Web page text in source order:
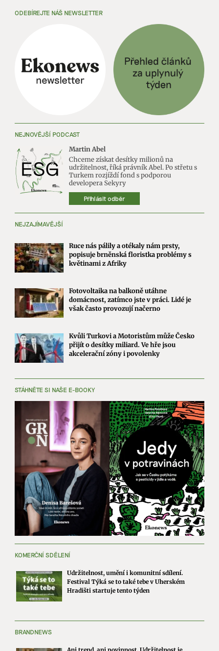
ODEBÍREJTE NÁŠ NEWSLETTER
NEJNOVĚJŠÍ PODCAST
Martin Abel
Chceme získat desítky milionů na
udržitelnost, říká právník Abel. Po střetu s
Turkem rozjíždí fond s podporou
developera Sekyry
Přihlásit odběr
NEJZAJÍMAVĚJŠÍ
Ruce nás pálily a otékaly nám prsty,
popisuje brněnská floristka problémy s
květinami z Afriky
Fotovoltaika na balkoně utáhne
domácnost, zatímco jste v práci. Lidé je
však často provozují načerno
Kvůli Turkovi a Motoristům může Česko
přijít o desítky miliard. Ve hře jsou
akcelerační zóny i povolenky
STÁHNĚTE SI NAŠE E-BOOKY
KOMERČNÍ SDĚLENÍ
Udržitelnost, umění i komunitní sdílení.
Festival Týká se to také tebe v Uherském
Hradišti startuje tento týden
BRANDNEWS